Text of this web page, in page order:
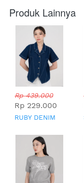
Produk Lainnya
Rp 439.000
Rp 229.000
RUBY DENIM